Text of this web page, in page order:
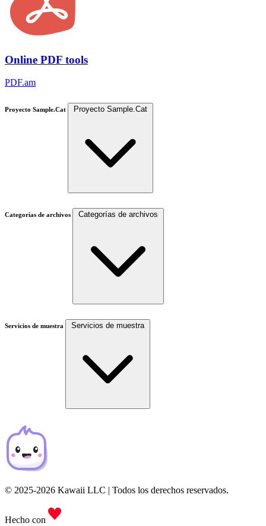
Online PDF tools
PDF.am
Proyecto Sample.Cat Proyecto Sample.Cat
Categorías de archivos Categorías de archivos
Servicios de muestra Servicios de muestra
© 2025-2026 Kawaii LLC | Todos los derechos reservados.
Hecho con